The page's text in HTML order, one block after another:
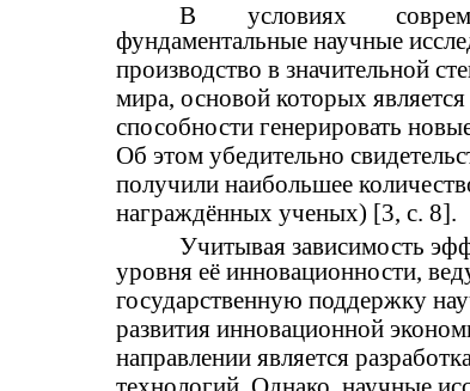
В
условиях
фундаментальные научные
производство в значительной
мира, основой которых
способности генерировать
Об этом убедительно
получили наибольшее
награждённых ученых) [3, с. 8].
Учитывая зависимость
уровня её инновационности,
государственную поддержку
развития инновационной
направлении является